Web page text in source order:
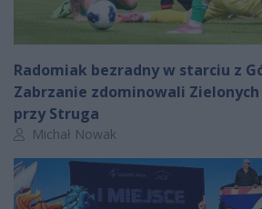
Radomiak bezradny w starciu z
Zabrzanie zdominowali
przy Struga
Autor artykułu:
Michał Nowak